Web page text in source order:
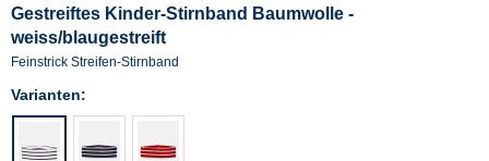
Gestreiftes Kinder-Stirnband Baumwolle -
weiss/blaugestreift
Feinstrick Streifen-Stirnband
Varianten: